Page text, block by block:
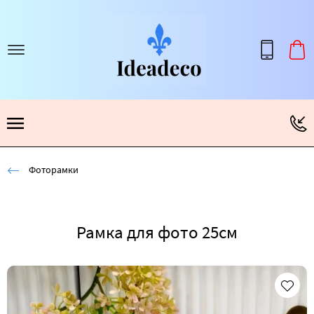
Фоторамки
Рамка для фото 25см